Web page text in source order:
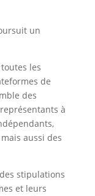
un
les
de
des
à
aussi des
stipulations
et leurs